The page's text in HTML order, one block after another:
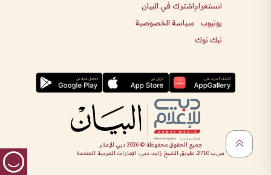
انستغرام
يوتيوب
تيك توك
اشترك في البيان
سياسة الخصوصية
جميع الحقوق محفوظة ©2026 دبي للإعلام
ص.ب 2710، طريق الشيخ زايد، دبي، الإمارات العربية المتحدة